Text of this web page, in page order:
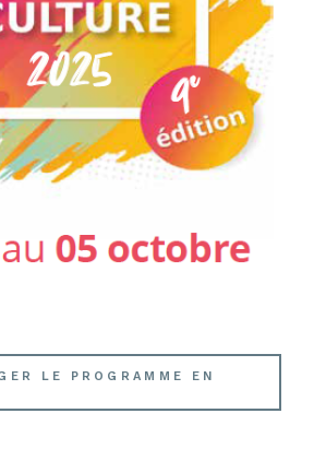
LE PROGRAMME EN